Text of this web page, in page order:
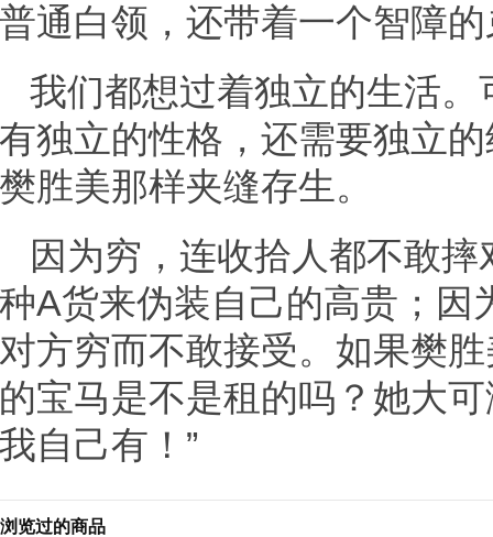
普通白领，还带着一个智障
我们都想过着独立的生活
有独立的性格，还需要独立
樊胜美那样夹缝存生。
因为穷，连收拾人都不敢
种A货来伪装自己的高贵；因
对方穷而不敢接受。如果樊
的宝马是不是租的吗？她大
我自己有！”
浏览过的商品